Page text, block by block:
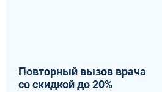
Повторный вызов врача
со скидкой до 20%